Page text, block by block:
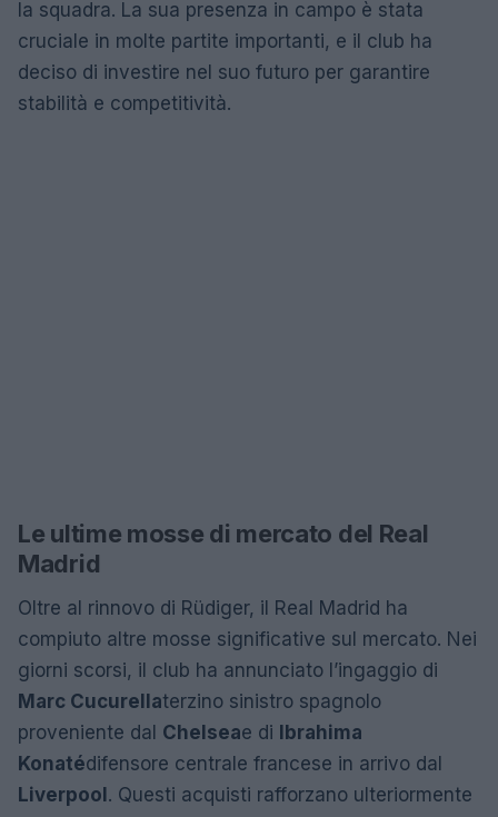
la squadra. La sua presenza in campo è stata
cruciale in molte partite importanti, e il club ha
deciso di investire nel suo futuro per garantire
stabilità e competitività.
Le ultime mosse di mercato del Real
Madrid
Oltre al rinnovo di Rüdiger, il Real Madrid ha
compiuto altre mosse significative sul mercato. Nei
giorni scorsi, il club ha annunciato l’ingaggio di
Marc Cucurellaterzino sinistro spagnolo
proveniente dal Chelseae di
Ibrahima
Konatédifensore centrale francese in arrivo dal
Liverpool . Questi acquisti rafforzano ulteriormente